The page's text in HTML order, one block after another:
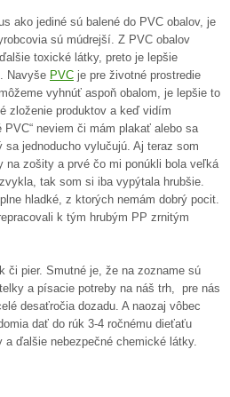
ako jediné sú balené do PVC obalov, je
sú múdrejší. Z PVC obalov
toxické látky, preto je lepšie
Navyše PVC je pre životné prostredie
vyhnúť aspoň obalom, je lepšie to
zloženie produktov a keď vidím
PVC“ neviem či mám plakať alebo sa
jednoducho vylučujú. Aj teraz som
na zošity a prvé čo mi ponúkli bola veľká
tak som si iba vypýtala hrubšie.
hladké, z ktorých nemám dobrý pocit.
k tým hrubým PP zrnitým
či pier. Smutné je, že na zozname sú
a písacie potreby na náš trh, pre nás
desaťročia dozadu. A naozaj vôbec
dať do rúk 3-4 ročnému dieťaťu
ďalšie nebezpečné chemické látky.